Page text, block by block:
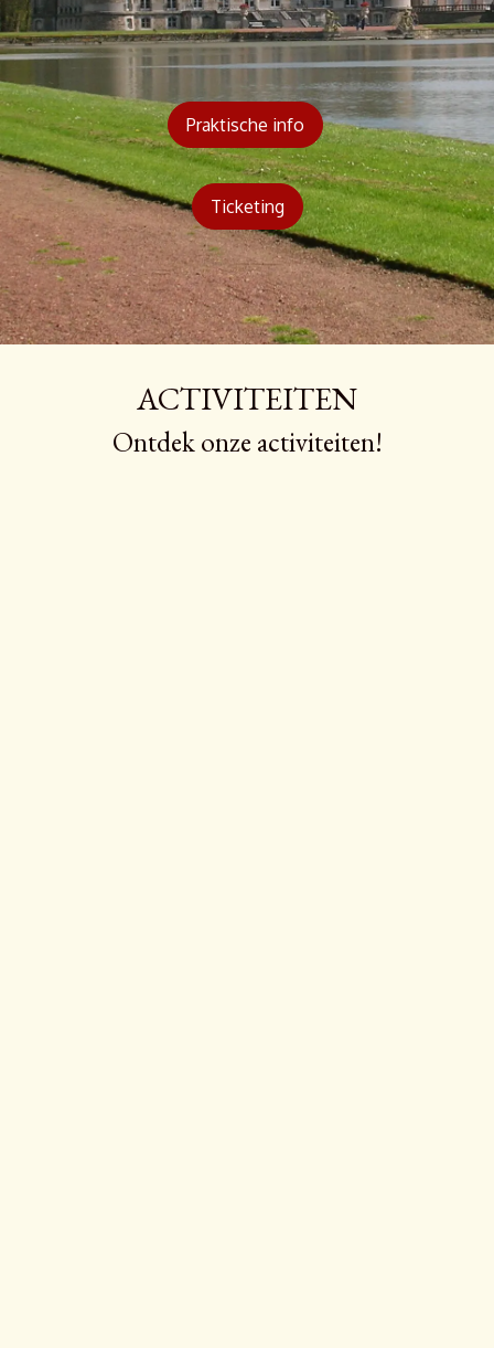
Praktische info
Ticketing
ACTIVITEITEN
Ontdek onze activiteiten!